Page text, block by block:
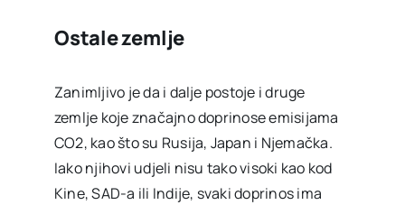
Ostale zemlje
Zanimljivo je da i dalje postoje i druge
zemlje koje značajno doprinose emisijama
CO2, kao što su Rusija, Japan i Njemačka.
Iako njihovi udjeli nisu tako visoki kao kod
Kine, SAD-a ili Indije, svaki doprinos ima